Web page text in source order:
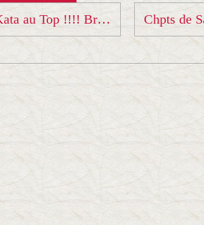
Kata au Top !!!! Bravo à Franck et Samuel.